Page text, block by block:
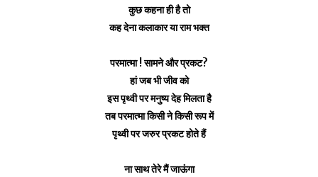
कुछ कहना ही है तो
कह देना कलाकार या राम भक्त
परमात्मा ! सामने और प्रकट?
हां जब भी जीव को
इस पृथ्वी पर मनुष्य देह मिलता है
तब परमात्मा किसी ने किसी रूप में
पृथ्वी पर जरुर प्रकट होते हैं
ना साथ तेरे मैं जाऊंगा